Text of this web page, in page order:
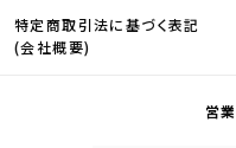
特定商取引法に基づく表記
(会社概要)
営